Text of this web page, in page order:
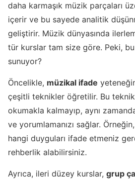
daha karmaşık müzik parçaları
içerir ve bu sayede analitik
geliştirir. Müzik dünyasında
tür kurslar tam size göre. Peki,
sunuyor?
Öncelikle, müzikal ifade
çeşitli teknikler öğretilir. Bu
okumakla kalmayıp, aynı
ve yorumlamanızı sağlar.
hangi duyguları ifade etmeniz
rehberlik alabilirsiniz.
Ayrıca, ileri düzey kurslar, grup